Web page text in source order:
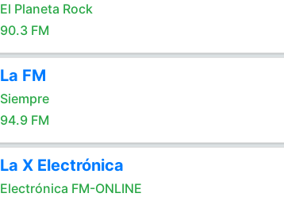
El Planeta Rock
90.3 FM
La FM
Siempre
94.9 FM
La X Electrónica
Electrónica FM-ONLINE